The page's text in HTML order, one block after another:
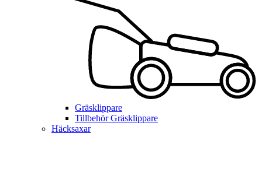
Gräsklippare
Tillbehör Gräsklippare
Häcksaxar